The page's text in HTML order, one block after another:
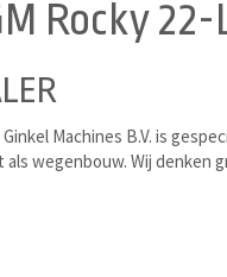
Rocky 22-
Machines B.V. is
wegenbouw. Wij denken